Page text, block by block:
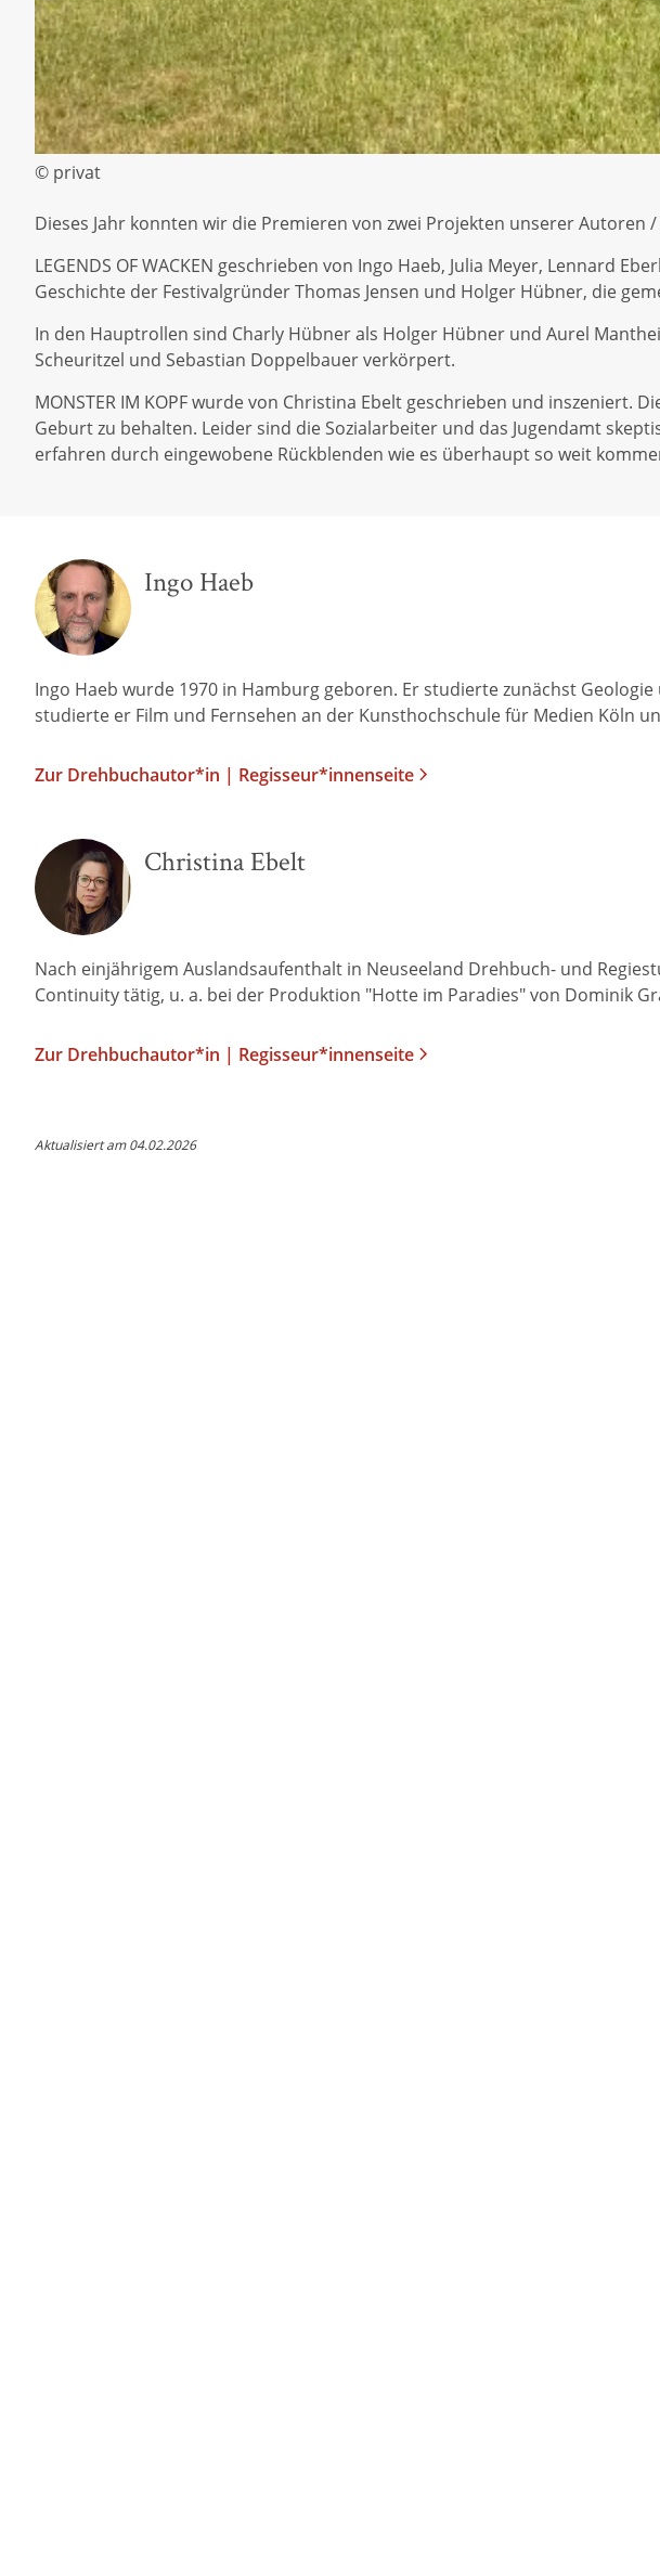
© privat
Dieses Jahr konnten wir die Premieren von zwei Projekten unserer Autoren
LEGENDS OF WACKEN geschrieben von Ingo Haeb, Julia Meyer, Lennard
Geschichte der Festivalgründer Thomas Jensen und Holger Hübner, die
In den Hauptrollen sind Charly Hübner als Holger Hübner und Aurel
Scheuritzel und Sebastian Doppelbauer verkörpert.
MONSTER IM KOPF wurde von Christina Ebelt geschrieben und
Geburt zu behalten. Leider sind die Sozialarbeiter und das Jugendamt
erfahren durch eingewobene Rückblenden wie es überhaupt so weit
Ingo Haeb
Ingo Haeb wurde 1970 in Hamburg geboren. Er studierte zunächst
studierte er Film und Fernsehen an der Kunsthochschule für Medien Köln
Zur Drehbuchautor*in | Regisseur*innenseite
Christina Ebelt
Nach einjährigem Auslandsaufenthalt in Neuseeland Drehbuch- und
Continuity tätig, u. a. bei der Produktion "Hotte im Paradies" von Dominik
Zur Drehbuchautor*in | Regisseur*innenseite
Aktualisiert am 04.02.2026